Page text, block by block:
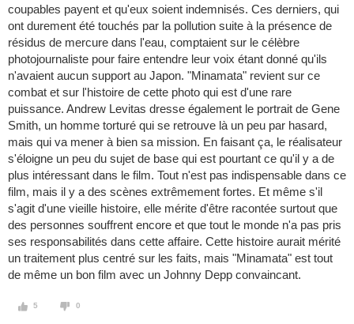
coupables payent et qu'eux soient indemnisés. Ces derniers, qui
ont durement été touchés par la pollution suite à la présence de
résidus de mercure dans l'eau, comptaient sur le célèbre
photojournaliste pour faire entendre leur voix étant donné qu'ils
n'avaient aucun support au Japon. "Minamata" revient sur ce
combat et sur l'histoire de cette photo qui est d'une rare
puissance. Andrew Levitas dresse également le portrait de Gene
Smith, un homme torturé qui se retrouve là un peu par hasard,
mais qui va mener à bien sa mission. En faisant ça, le réalisateur
s'éloigne un peu du sujet de base qui est pourtant ce qu'il y a de
plus intéressant dans le film. Tout n'est pas indispensable dans ce
film, mais il y a des scènes extrêmement fortes. Et même s'il
s'agit d'une vieille histoire, elle mérite d'être racontée surtout que
des personnes souffrent encore et que tout le monde n'a pas pris
ses responsabilités dans cette affaire. Cette histoire aurait mérité
un traitement plus centré sur les faits, mais "Minamata" est tout
de même un bon film avec un Johnny Depp convaincant.
5 0